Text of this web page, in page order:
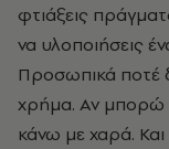
φτιάξεις
να υλοποιήσεις
Προσωπικά ποτέ
χρήμα. Αν μπορώ
κάνω με χαρά.